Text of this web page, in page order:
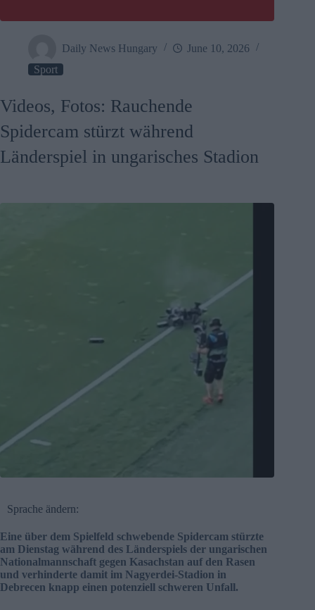
Daily News Hungary
June 10, 2026
Sport
Videos, Fotos: Rauchende
Spidercam stürzt während
Länderspiel in ungarisches Stadion
Sprache ändern:
Eine über dem Spielfeld schwebende Spidercam stürzte
am Dienstag während des Länderspiels der ungarischen
Nationalmannschaft gegen Kasachstan auf den Rasen
und verhinderte damit im Nagyerdei-Stadion in
Debrecen knapp einen potenziell schweren Unfall.